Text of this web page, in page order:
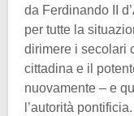
da Ferdinando II
per tutte la
dirimere i secolari
cittadina e il
nuovamente – e
l’autorità pontificia.